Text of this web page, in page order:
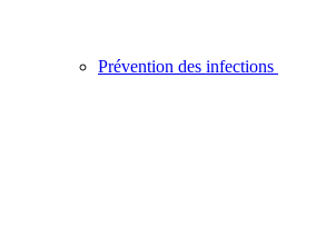
Prévention des infections